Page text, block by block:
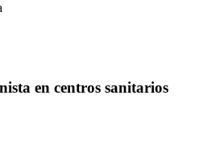
en centros sanitarios